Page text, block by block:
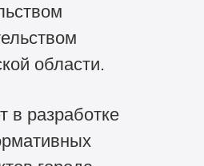
области.
в разработке